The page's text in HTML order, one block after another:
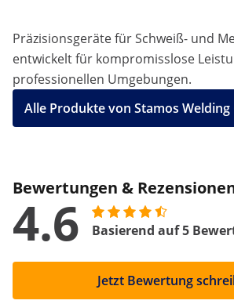
Präzisionsgeräte für Schweiß- und
entwickelt für kompromisslose
professionellen Umgebungen.
Alle Produkte von Stamos
Bewertungen &
4.6 Basierend auf 5
Jetzt Bewertung